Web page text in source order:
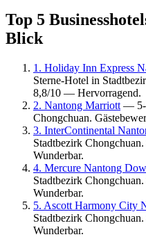
Top 5
Blick
1. Holiday Inn Express
Sterne-Hotel in
8,8/10 — Hervorragend.
2. Nantong Marriott — 5-
Chongchuan.
3. InterContinental
Stadtbezirk
Wunderbar.
4. Mercure Nantong
Stadtbezirk
Wunderbar.
5. Ascott Harmony City
Stadtbezirk
Wunderbar.